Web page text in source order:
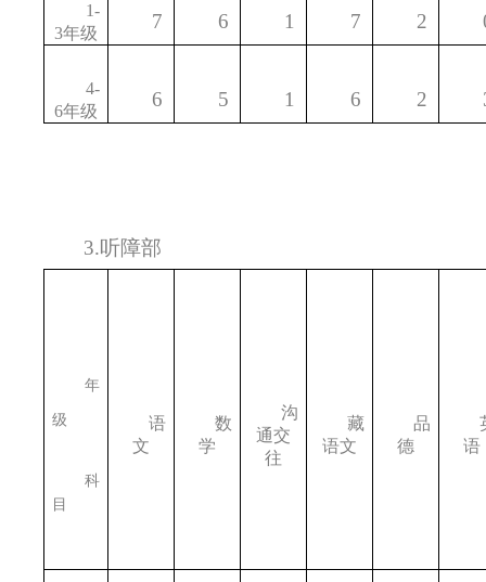
1-
3年级
7 6 1 7 2
4-
6年级
6 5 1 6 2
3.听障部
年
级
科
目
语
文
数
学
沟
通交
往
藏
语文
品
德
语